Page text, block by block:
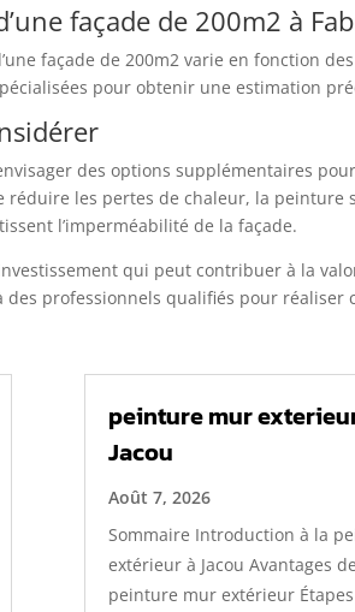
façade de 200m2 à
façade de 200m2 varie en fonction
pour obtenir une estimation
des options supplémentaires
réduire les pertes de chaleur, la
l’imperméabilité de la façade.
qui peut contribuer à la
professionnels qualifiés pour
peinture mur
Jacou
Août 7, 2026
Sommaire Introduction à la
extérieur à Jacou Avantages
peinture mur extérieur